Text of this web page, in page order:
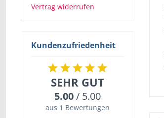
Vertrag widerrufen
Kundenzufriedenheit
SEHR GUT
5.00/ 5.00
aus 1 Bewertungen